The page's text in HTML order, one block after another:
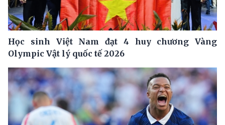
Học sinh Việt Nam đạt 4 huy chương Vàng
Olympic Vật lý quốc tế 2026